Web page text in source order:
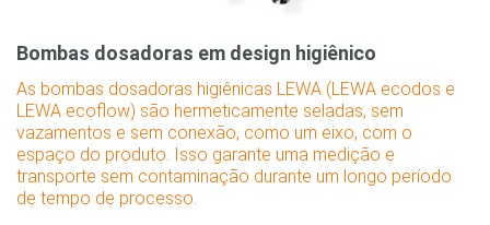
Bombas dosadoras em design higiênico
As bombas dosadoras higiênicas LEWA (LEWA ecodos e
LEWA ecoflow) são hermeticamente seladas, sem
vazamentos e sem conexão, como um eixo, com o
espaço do produto. Isso garante uma medição e
transporte sem contaminação durante um longo período
de tempo de processo.